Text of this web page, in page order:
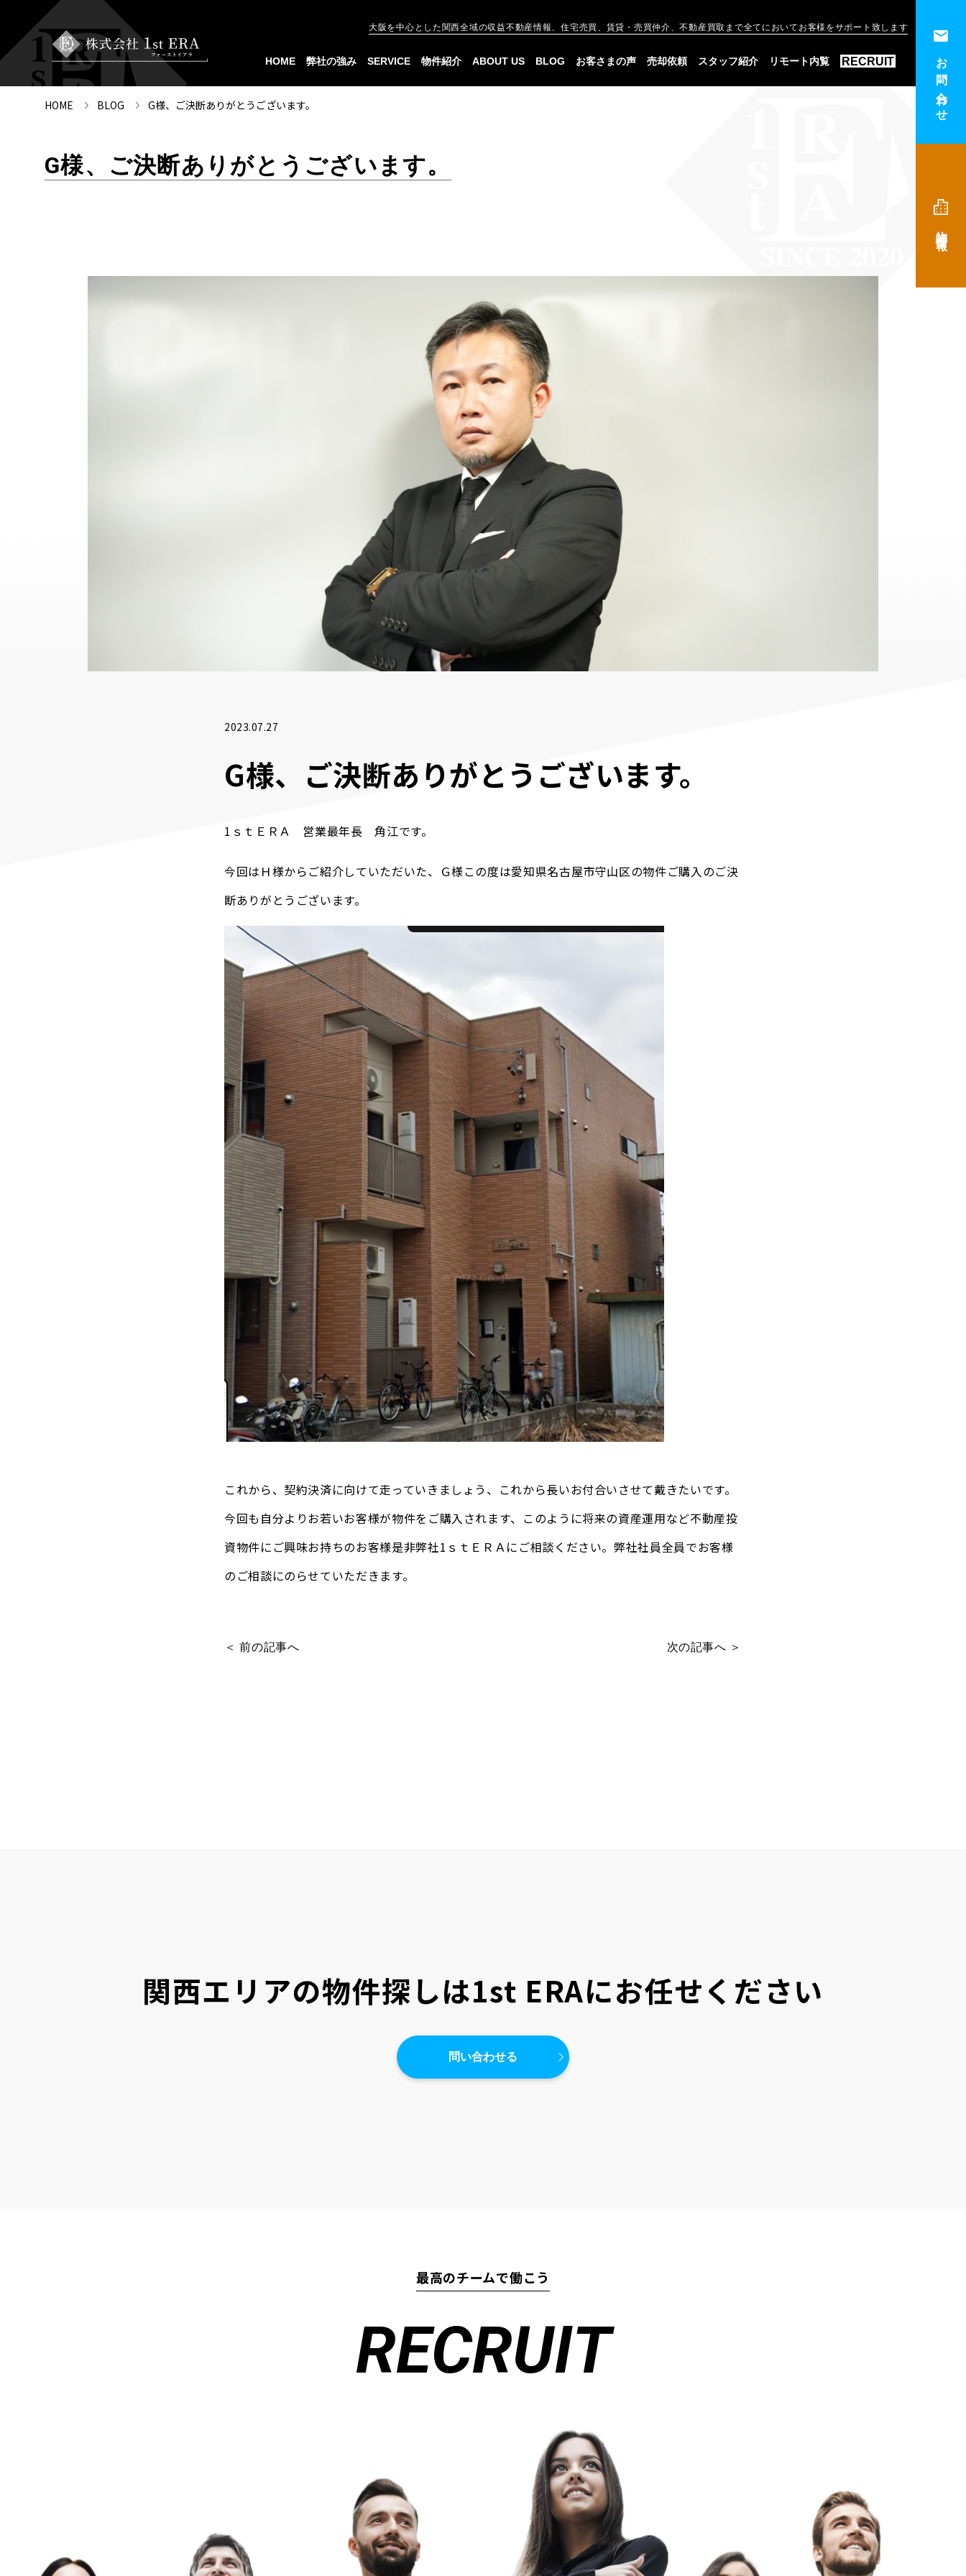
大阪を中心とした関西全域の収益不動産情報、住宅売買、賃貸・売買仲介、不動産買取まで全てにおいてお客様をサポート致します
HOME 弊社の強み SERVICE 物件紹介 ABOUT US BLOG お客さまの声 売却依頼 スタッフ紹介 リモート内覧 RECRUIT お問い合わせ
HOME BLOG G様、ご決断ありがとうございます。
G様、ご決断ありがとうございます。
2023.07.27
G様、ご決断ありがとうございます。
1ｓｔＥＲＡ 営業最年長 角江です。
今回はＨ様からご紹介していただいた、Ｇ様この度は愛知県名古屋市守山区の物件ご購入のご決
断ありがとうございます。
これから、契約決済に向けて走っていきましょう、これから長いお付合いさせて戴きたいです。
今回も自分よりお若いお客様が物件をご購入されます、このように将来の資産運用など不動産投
資物件にご興味お持ちのお客様是非弊社1ｓｔＥＲＡにご相談ください。弊社社員全員でお客様
のご相談にのらせていただきます。
＜ 前の記事へ 次の記事へ ＞
関西エリアの物件探しは1st ERAにお任せください
問い合わせる
最高のチームで働こう
RECRUIT